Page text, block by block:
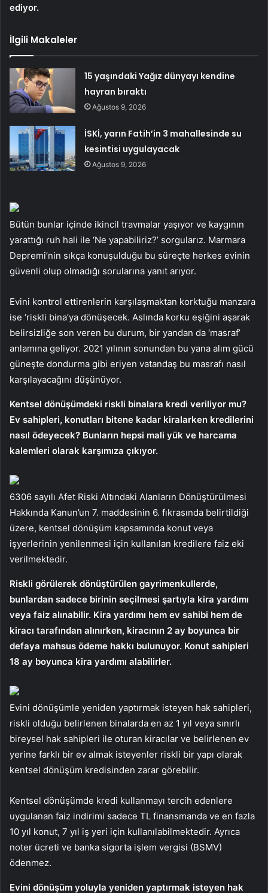
ediyor.
İlgili Makaleler
15 yaşındaki Yağız dünyayı kendine
hayran bıraktı
Ağustos 9, 2026
İSKİ, yarın Fatih’in 3 mahallesinde su
kesintisi uygulayacak
Ağustos 9, 2026
Bütün bunlar içinde ikincil travmalar yaşıyor ve kaygının
yarattığı ruh hali ile ‘Ne yapabiliriz?’ sorgularız. Marmara
Depremi’nin sıkça konuşulduğu bu süreçte herkes evinin
güvenli olup olmadığı sorularına yanıt arıyor.
Evini kontrol ettirenlerin karşılaşmaktan korktuğu manzara
ise ‘riskli bina’ya dönüşecek. Aslında korku eşiğini aşarak
belirsizliğe son veren bu durum, bir yandan da ‘masraf’
anlamına geliyor. 2021 yılının sonundan bu yana alım gücü
güneşte dondurma gibi eriyen vatandaş bu masrafı nasıl
karşılayacağını düşünüyor.
Kentsel dönüşümdeki riskli binalara kredi veriliyor mu?
Ev sahipleri, konutları bitene kadar kiralarken kredilerini
nasıl ödeyecek? Bunların hepsi mali yük ve harcama
kalemleri olarak karşımıza çıkıyor.
6306 sayılı Afet Riski Altındaki Alanların Dönüştürülmesi
Hakkında Kanun’un 7. maddesinin 6. fıkrasında belirtildiği
üzere, kentsel dönüşüm kapsamında konut veya
işyerlerinin yenilenmesi için kullanılan kredilere faiz eki
verilmektedir.
Riskli görülerek dönüştürülen gayrimenkullerde,
bunlardan sadece birinin seçilmesi şartıyla kira yardımı
veya faiz alınabilir. Kira yardımı hem ev sahibi hem de
kiracı tarafından alınırken, kiracının 2 ay boyunca bir
defaya mahsus ödeme hakkı bulunuyor. Konut sahipleri
18 ay boyunca kira yardımı alabilirler.
Evini dönüşümle yeniden yaptırmak isteyen hak sahipleri,
riskli olduğu belirlenen binalarda en az 1 yıl veya sınırlı
bireysel hak sahipleri ile oturan kiracılar ve belirlenen ev
yerine farklı bir ev almak isteyenler riskli bir yapı olarak
kentsel dönüşüm kredisinden zarar görebilir.
Kentsel dönüşümde kredi kullanmayı tercih edenlere
uygulanan faiz indirimi sadece TL finansmanda ve en fazla
10 yıl konut, 7 yıl iş yeri için kullanılabilmektedir. Ayrıca
noter ücreti ve banka sigorta işlem vergisi (BSMV)
ödenmez.
Evini dönüşüm yoluyla yeniden yaptırmak isteyen hak